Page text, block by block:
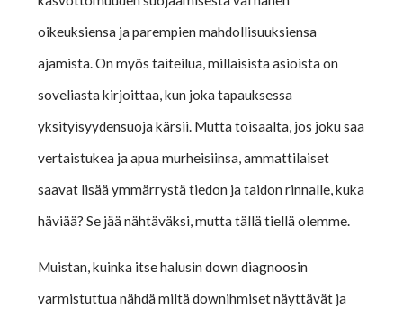
oikeuksiensa ja parempien mahdollisuuksiensa
ajamista. On myös taiteilua, millaisista asioista on
soveliasta kirjoittaa, kun joka tapauksessa
yksityisyydensuoja kärsii. Mutta toisaalta, jos joku saa
vertaistukea ja apua murheisiinsa, ammattilaiset
saavat lisää ymmärrystä tiedon ja taidon rinnalle, kuka
häviää? Se jää nähtäväksi, mutta tällä tiellä olemme.
Muistan, kuinka itse halusin down diagnoosin
varmistuttua nähdä miltä downihmiset näyttävät ja